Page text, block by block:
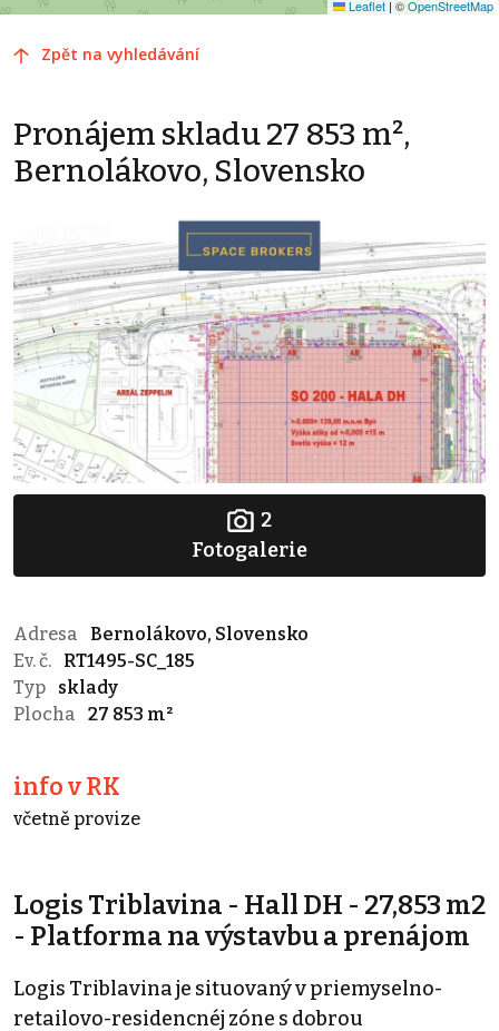
Leaflet | ©OpenStreetMap
Zpět na vyhledávání
Pronájem skladu 27 853 m²,
Bernolákovo, Slovensko
2
Fotogalerie
Adresa
Bernolákovo, Slovensko
Ev. č.
RT1495-SC_185
Typ
sklady
Plocha
27 853 m²
info v RK
včetně provize
Logis Triblavina - Hall DH - 27,853 m2
- Platforma na výstavbu a prenájom
Logis Triblavina je situovaný v priemyselno-
retailovo-residencnéj zóne s dobrou